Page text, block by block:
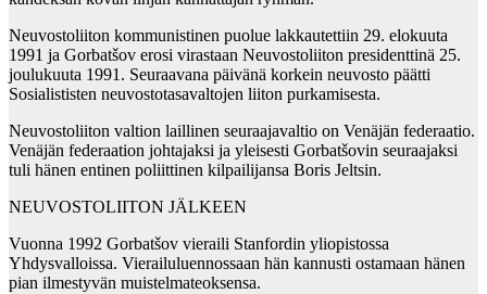
Neuvostoliiton kommunistinen puolue lakkautettiin 29. elokuuta
1991 ja Gorbatšov erosi virastaan Neuvostoliiton presidenttinä 25.
joulukuuta 1991. Seuraavana päivänä korkein neuvosto päätti
Sosialististen neuvostotasavaltojen liiton purkamisesta.
Neuvostoliiton valtion laillinen seuraajavaltio on Venäjän federaatio.
Venäjän federaation johtajaksi ja yleisesti Gorbatšovin seuraajaksi
tuli hänen entinen poliittinen kilpailijansa Boris Jeltsin.
NEUVOSTOLIITON JÄLKEEN
Vuonna 1992 Gorbatšov vieraili Stanfordin yliopistossa
Yhdysvalloissa. Vierailuluennossaan hän kannusti ostamaan hänen
pian ilmestyvän muistelmateoksensa.